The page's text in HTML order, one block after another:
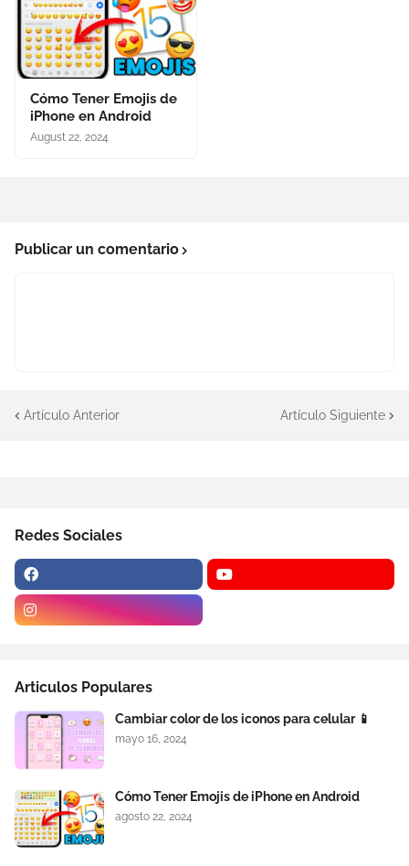
Cómo Tener Emojis de
iPhone en Android
August 22, 2024
Publicar un comentario
Artículo Anterior Artículo Siguiente
Redes Sociales
Articulos Populares
Cambiar color de los iconos para celular 📱
mayo 16, 2024
Cómo Tener Emojis de iPhone en Android
agosto 22, 2024